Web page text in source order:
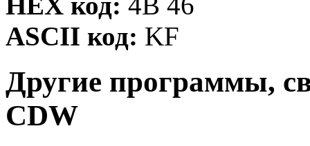
ASCII код: KF
Другие программы,
CDW